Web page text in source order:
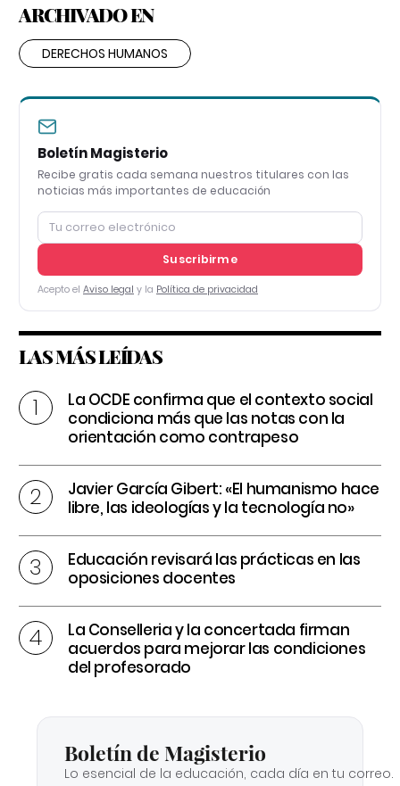
ARCHIVADO EN
DERECHOS HUMANOS
Boletín Magisterio
Recibe gratis cada semana nuestros titulares con las
noticias más importantes de educación
Suscribirme
Acepto el Aviso legal y la Política de privacidad
LAS MÁS LEÍDAS
La OCDE confirma que el contexto social
condiciona más que las notas con la
orientación como contrapeso
Javier García Gibert: «El humanismo hace
libre, las ideologías y la tecnología no»
Educación revisará las prácticas en las
oposiciones docentes
La Conselleria y la concertada firman
acuerdos para mejorar las condiciones
del profesorado
Boletín de Magisterio
Lo esencial de la educación, cada día en tu correo.